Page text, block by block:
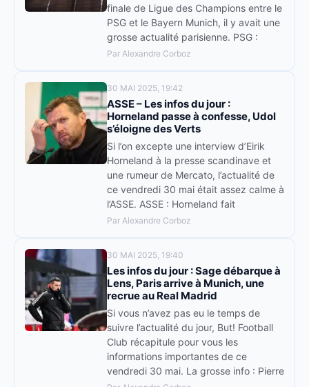
finale de Ligue des Champions entre le
PSG et le Bayern Munich, il y avait une
grosse actualité parisienne. PSG :
Par Alexandre Corboz
30 MAI 2025, 19:42
ASSE – Les infos du jour :
Horneland passe à confesse, Udol
s’éloigne des Verts
Si l’on excepte une interview d’Eirik
Horneland à la presse scandinave et
une rumeur de Mercato, l’actualité de
ce vendredi 30 mai était assez calme à
l’ASSE. ASSE : Horneland fait
Par Alexandre Corboz
30 MAI 2025, 19:40
Les infos du jour : Sage débarque à
Lens, Paris arrive à Munich, une
recrue au Real Madrid
Si vous n’avez pas eu le temps de
suivre l’actualité du jour, But! Football
Club récapitule pour vous les
informations importantes de ce
vendredi 30 mai. La grosse info : Pierre